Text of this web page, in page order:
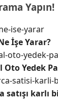
Yapın!
İşe Yarar?
Yedek
satışı karlı